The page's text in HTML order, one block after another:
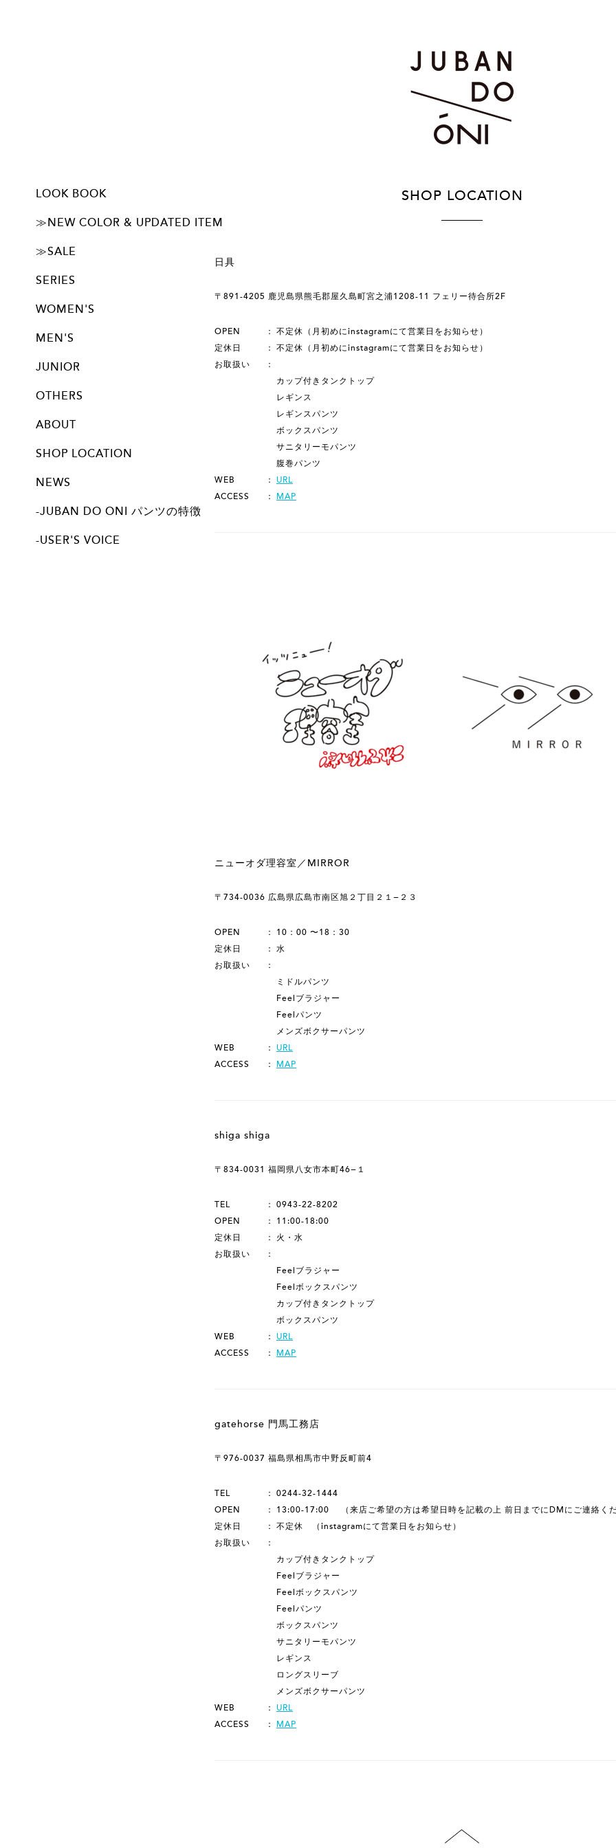
LOOK BOOK
≫NEW COLOR & UPDATED ITEM
≫SALE
旧デザイン・廃番アイテム20%OFF SALE開催中！
SERIES
WOMEN'S
MEN'S
JUNIOR
OTHERS
ABOUT
SHOP LOCATION
NEWS
-JUBAN DO ONI パンツの特徴
-USER'S VOICE
SHOP LOCATION
日具
〒891-4205 鹿児島県熊毛郡屋久島町宮之浦1208-11 フェリー待合所2F
OPEN
不定休（月初めにinstagramにて営業日をお知らせ）
定休日
不定休（月初めにinstagramにて営業日をお知らせ）
お取扱い
カップ付きタンクトップ
レギンス
レギンスパンツ
ボックスパンツ
サニタリーモパンツ
腹巻パンツ
WEB
URL
ACCESS
MAP
ニューオダ理容室／MIRROR
〒734-0036 広島県広島市南区旭２丁目２１−２３
OPEN
10：00 〜18：30
定休日
水
お取扱い
ミドルパンツ
Feelブラジャー
Feelパンツ
メンズボクサーパンツ
WEB
URL
ACCESS
MAP
shiga shiga
〒834-0031 福岡県八女市本町46−１
TEL
0943-22-8202
OPEN
11:00-18:00
定休日
火・水
お取扱い
Feelブラジャー
Feelボックスパンツ
カップ付きタンクトップ
ボックスパンツ
WEB
URL
ACCESS
MAP
gatehorse 門馬工務店
〒976-0037 福島県相馬市中野反町前4
TEL
0244-32-1444
OPEN
13:00-17:00 （来店ご希望の方は希望日時を記載の上 前日までにDMにご連絡く
定休日
不定休 （instagramにて営業日をお知らせ）
お取扱い
カップ付きタンクトップ
Feelブラジャー
Feelボックスパンツ
Feelパンツ
ボックスパンツ
サニタリーモパンツ
レギンス
ロングスリーブ
メンズボクサーパンツ
WEB
URL
ACCESS
MAP